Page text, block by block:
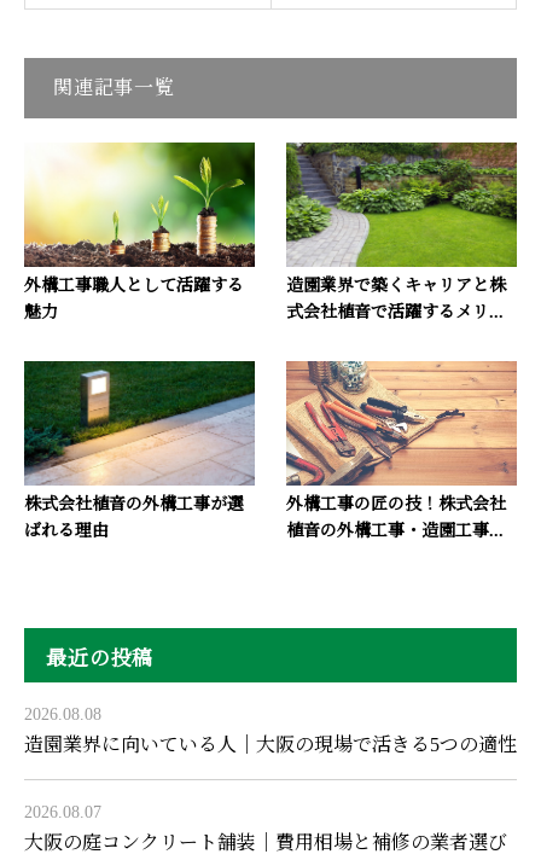
関連記事一覧
外構工事職人として活躍する
魅力
造園業界で築くキャリアと株
式会社植音で活躍するメリ...
株式会社植音の外構工事が選
ばれる理由
外構工事の匠の技！株式会社
植音の外構工事・造園工事...
最近の投稿
2026.08.08
造園業界に向いている人｜大阪の現場で活きる5つの適性
2026.08.07
大阪の庭コンクリート舗装｜費用相場と補修の業者選び